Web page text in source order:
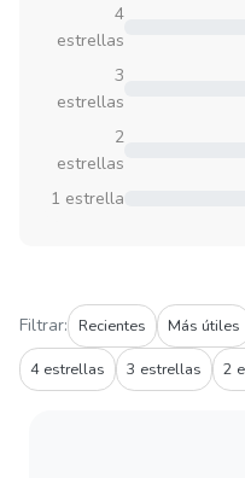
4
estrellas
3
estrellas
2
estrellas
1 estrella
Filtrar: Recientes Más útiles
4 estrellas 3 estrellas 2